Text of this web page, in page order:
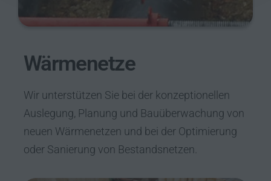
Wärmenetze
Wir unterstützen Sie bei der konzeptionellen
Auslegung, Planung und Bauüberwachung von
neuen Wärmenetzen und bei der Optimierung
oder Sanierung von Bestandsnetzen.